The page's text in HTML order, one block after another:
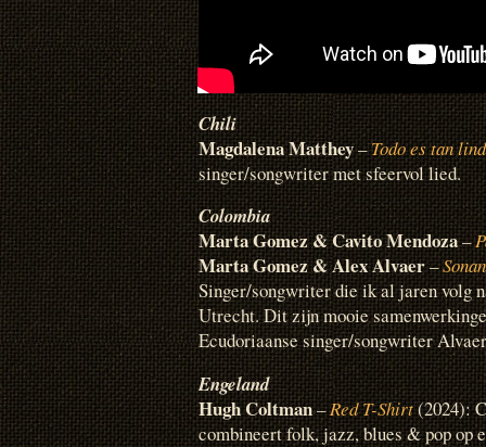
Chili
Magdalena Matthey–Todo es tan
singer/songwriter met sfeervol lied.
Colombia
Marta Gomez & Cavito Mendoza–
Marta Gomez & Alex Alvaer–
Singer/songwriter die ik al jaren volg
Utrecht. Dit zijn mooie
Ecudoriaanse singer/songwriter
Engeland
Hugh Coltman–Red T-Shirt(2024):
combineert folk, jazz, blues & pop op